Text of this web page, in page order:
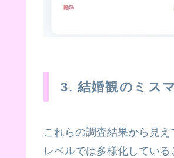
3. 結婚観のミス
これらの調査結果から見
レベルでは多様化してい